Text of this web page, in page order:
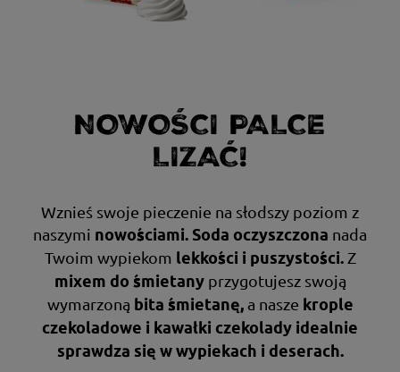
NOWOŚCI PALCE
LIZAĆ!
Wznieś swoje pieczenie na słodszy poziom z
naszymi nowościami. Soda oczyszczona nada
Twoim wypiekom lekkości i puszystości. Z
mixem do śmietany przygotujesz swoją
wymarzoną bitą śmietanę, a nasze krople
czekoladowe i kawałki czekolady idealnie
sprawdzą się w wypiekach i deserach.